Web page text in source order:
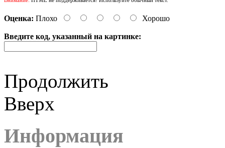
Оценка: Плохо Хорошо
Введите код, указанный на картинке:
Продолжить
Вверх
Информация